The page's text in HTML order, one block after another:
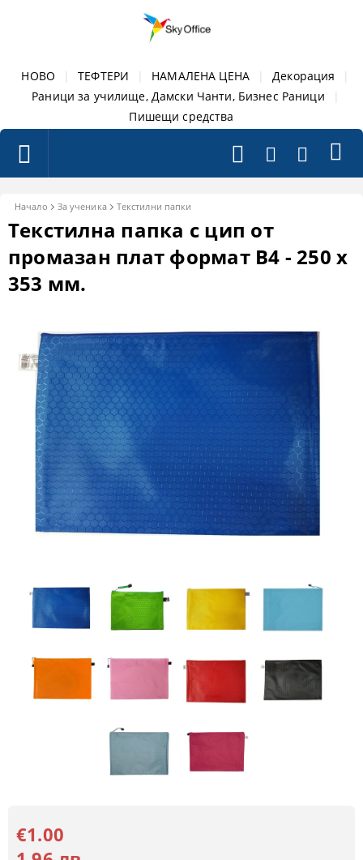
НОВО ТЕФТЕРИ НАМАЛЕНА ЦЕНА Декорация
Раници за училище, Дамски Чанти, Бизнес Раници
Пишещи средства
Начало За ученика Текстилни папки
Текстилна папка с цип от
промазан плат формат B4 - 250 х
353 мм.
€1.00